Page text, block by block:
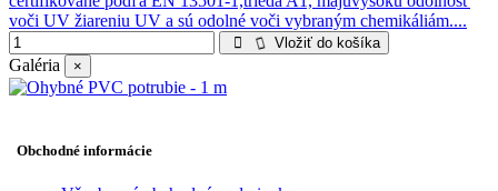
voči UV žiareniu UV a sú odolné voči vybraným chemikáliám....
Vložiť do košíka
Galéria ×
Obchodné informácie